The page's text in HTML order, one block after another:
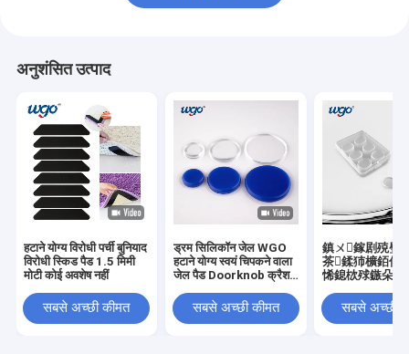
अनुशंसित उत्पाद
हटाने योग्य विरोधी पर्ची बुनियाद
विरोधी स्किड पैड 1.5 मिमी
मोटी कोई अवशेष नहीं
सबसे अच्छी कीमत
ड्रम सिलिकॉन जेल WGO
हटाने योग्य स्वयं चिपकने वाला
जेल पैड Doorknob क्रैश
सबसे अच्छी कीमत
鎮ㄨ鎵剧殑璧
茶鍒犻櫎銆佸
悕鎴栨殏鏃朵笉
सबसे अच्छी